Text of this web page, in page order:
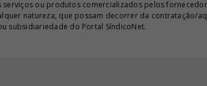
ou produtos comercializados pelos
natureza, que possam decorrer da
subsidiariedade do Portal SíndicoNet.